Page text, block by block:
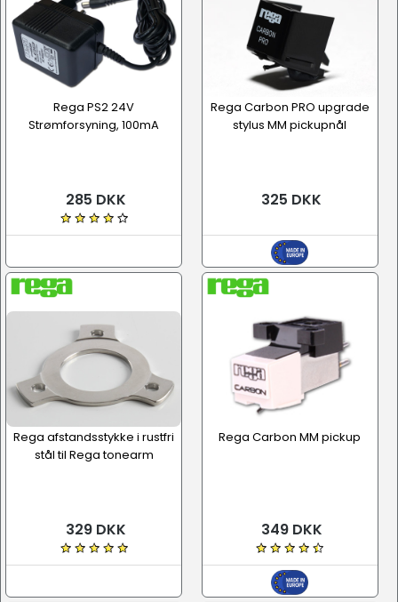
Rega PS2 24V
Strømforsyning, 100mA
285 DKK
Rega Carbon PRO upgrade
stylus MM pickupnål
325 DKK
Rega afstandsstykke i rustfri
stål til Rega tonearm
329 DKK
Rega Carbon MM pickup
349 DKK